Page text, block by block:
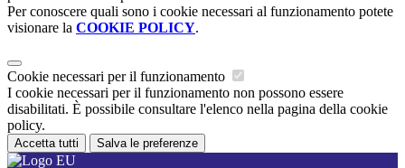
Per conoscere quali sono i cookie necessari al funzionamento potete
visionare la COOKIE POLICY.
Cookie necessari per il funzionamento
I cookie necessari per il funzionamento non possono essere
disabilitati. È possibile consultare l'elenco nella pagina della cookie
policy.
Accetta tutti Salva le preferenze